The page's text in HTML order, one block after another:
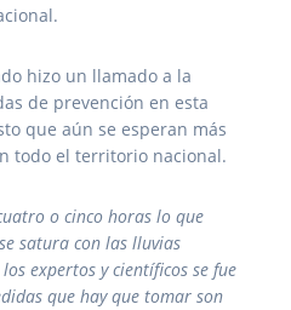
hizo un llamado a la
de prevención en esta
que aún se esperan más
todo el territorio nacional.
o cinco horas lo que
satura con las lluvias
expertos y científicos se fue
que hay que tomar son